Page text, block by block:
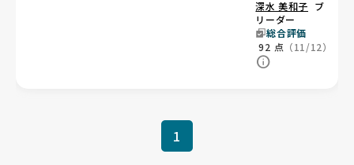
深水 美和子 ブ
リーダー
総合評価
92 点 （11/12）
1